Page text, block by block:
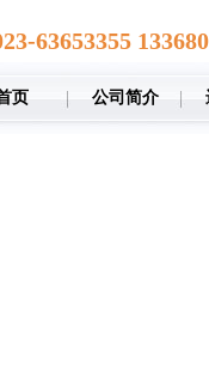
63653355
页 公司简介